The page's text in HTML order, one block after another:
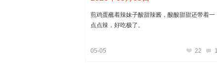
煎鸡蛋蘸着辣妹子酸甜辣酱，酸酸甜甜还带着一
点点辣，好吃极了。
05-05 22 1